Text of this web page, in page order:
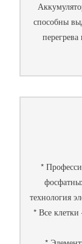
способны
*
технология
* Все